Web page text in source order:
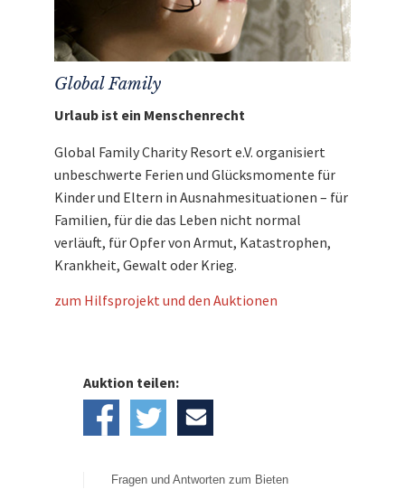
Global Family
Urlaub ist ein Menschenrecht
Global Family Charity Resort e.V. organisiert
unbeschwerte Ferien und Glücksmomente für
Kinder und Eltern in Ausnahmesituationen – für
Familien, für die das Leben nicht normal
verläuft, für Opfer von Armut, Katastrophen,
Krankheit, Gewalt oder Krieg.
zum Hilfsprojekt und den Auktionen
Auktion teilen:
Fragen und Antworten zum Bieten